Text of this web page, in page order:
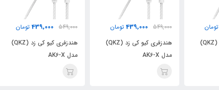
تومان
هندزفری کیو کی زد (QKZ)
549,000
439,000 تومان
هندزفری کیو کی زد (QKZ)
مدل AK6-X
549,000
439,000 تومان
هندزفری کیو کی زد (QKZ)
مدل AK6-X